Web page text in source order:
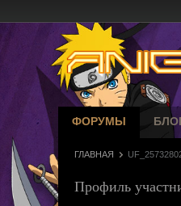
ФОРУМЫ
ГЛАВНАЯ
Профиль